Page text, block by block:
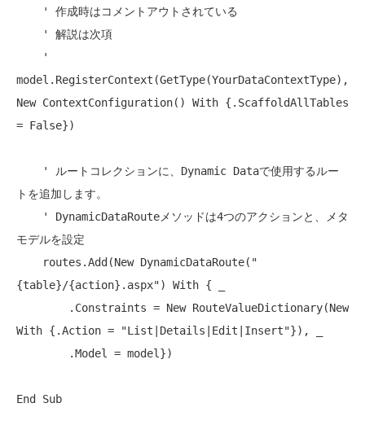
' 作成時はコメントアウトされている
' 解説は次項
'
New ContextConfiguration() With {.ScaffoldAllTables
= False})
' ルートコレクションに、Dynamic Dataで使用するルー
トを追加します。
' DynamicDataRouteメソッドは4つのアクションと、メタ
モデルを設定
    routes.Add(
New DynamicDataRoute( "
{table}/{action}.aspx") With { _
        .Constraints =
New RouteValueDictionary(New
With {.Action = "List|Details|Edit|Insert"}), _
End